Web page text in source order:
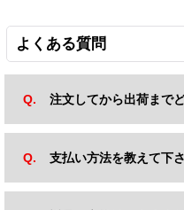
よくある質問
注文してから出荷まで
支払い方法を教えて下